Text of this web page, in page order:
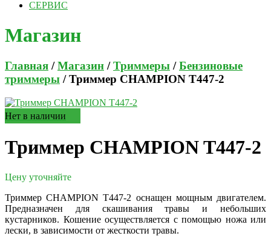
СЕРВИС
Магазин
Главная /Магазин /Триммеры /Бензиновые
триммеры / Триммер CHAMPION T447-2
Нет в наличии
Триммер CHAMPION T447-2
Цену уточняйте
Триммер CHAMPION T447-2 оснащен мощным двигателем.
Предназначен для скашивания травы и небольших
кустарников. Кошение осуществляется с помощью ножа или
лески, в зависимости от жесткости травы.